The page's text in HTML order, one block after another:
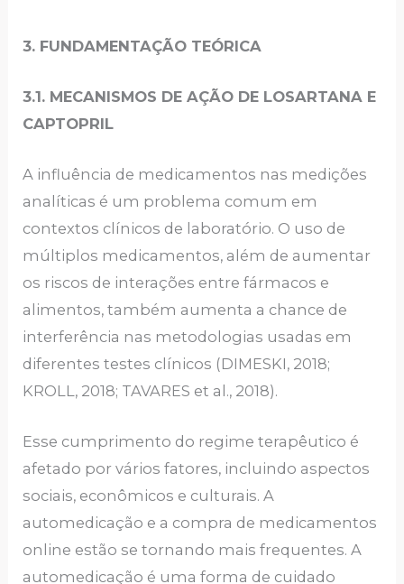
3. FUNDAMENTAÇÃO TEÓRICA
3.1. MECANISMOS DE AÇÃO DE LOSARTANA E
CAPTOPRIL
A influência de medicamentos nas medições
analíticas é um problema comum em
contextos clínicos de laboratório. O uso de
múltiplos medicamentos, além de aumentar
os riscos de interações entre fármacos e
alimentos, também aumenta a chance de
interferência nas metodologias usadas em
diferentes testes clínicos (DIMESKI, 2018;
KROLL, 2018; TAVARES et al., 2018).
Esse cumprimento do regime terapêutico é
afetado por vários fatores, incluindo aspectos
sociais, econômicos e culturais. A
automedicação e a compra de medicamentos
online estão se tornando mais frequentes. A
automedicação é uma forma de cuidado